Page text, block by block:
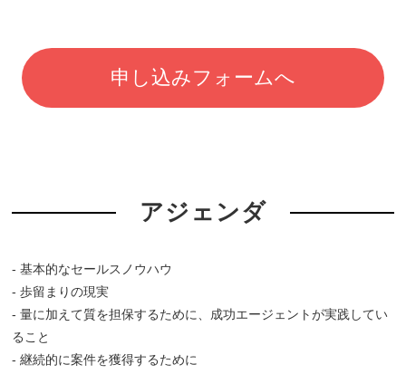
申し込みフォームへ
アジェンダ
- 基本的なセールスノウハウ
- 歩留まりの現実
- 量に加えて質を担保するために、成功エージェントが実践してい
ること
- 継続的に案件を獲得するために